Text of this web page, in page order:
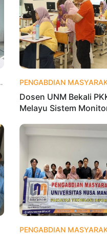
PENGABDIAN
Dosen UNM Bekali
Melayu Sistem
Berbasis Data
PENGABDIAN